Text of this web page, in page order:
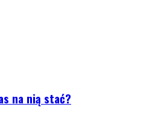
na nią stać?